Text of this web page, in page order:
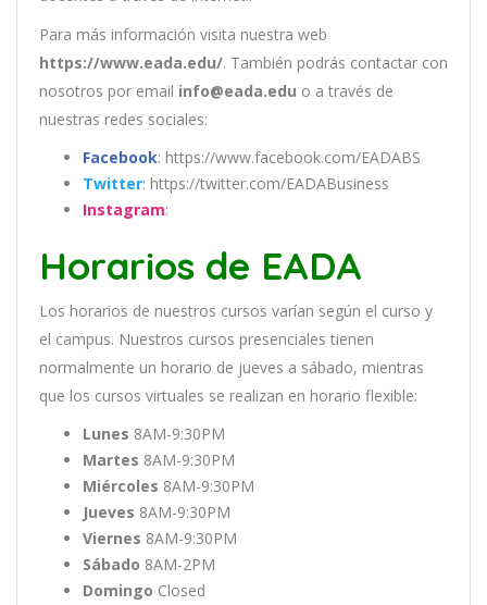
Para más información visita nuestra web
https://www.eada.edu/. También podrás contactar con
nosotros por email info@eada.edu o a través de
nuestras redes sociales:
Facebook: https://www.facebook.com/EADABS
Twitter: https://twitter.com/EADABusiness
Instagram:
Horarios de EADA
Los horarios de nuestros cursos varían según el curso y
el campus. Nuestros cursos presenciales tienen
normalmente un horario de jueves a sábado, mientras
que los cursos virtuales se realizan en horario flexible:
Lunes 8AM-9:30PM
Martes 8AM-9:30PM
Miércoles 8AM-9:30PM
Jueves 8AM-9:30PM
Viernes 8AM-9:30PM
Sábado 8AM-2PM
Domingo Closed